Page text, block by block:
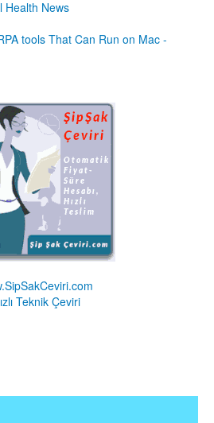
Health News
tools That Can Run on Mac -
Teknik Çeviri